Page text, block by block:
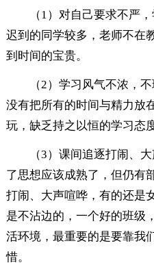
（1）对自己要求不严，
迟到的同学较多，老师不在
到时间的宝贵。
（2）学习风气不浓，不
没有把所有的时间与精力放
玩，缺乏持之以恒的学习态度
（3）课间追逐打闹、大
了思想应该成熟了，但仍有
打闹、大声喧哗，有的还是
是不沾边的，一个好的班级
活环境，最重要的是要靠我
惜。